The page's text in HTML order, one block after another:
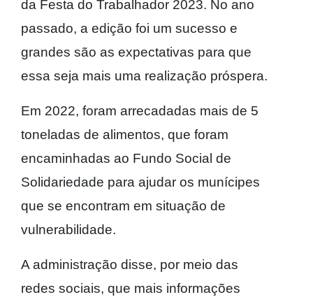
da Festa do Trabalhador 2023. No ano
passado, a edição foi um sucesso e
grandes são as expectativas para que
essa seja mais uma realização próspera.
Em 2022, foram arrecadadas mais de 5
toneladas de alimentos, que foram
encaminhadas ao Fundo Social de
Solidariedade para ajudar os munícipes
que se encontram em situação de
vulnerabilidade.
A administração disse, por meio das
redes sociais, que mais informações